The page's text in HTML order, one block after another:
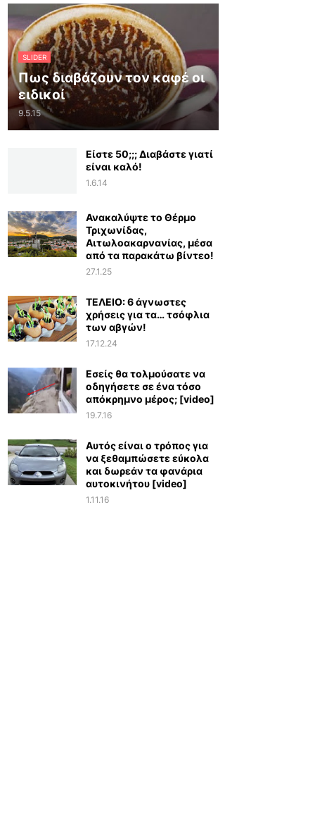
SLIDER
Πως διαβάζουν τον καφέ οι
ειδικοί
9.5.15
Είστε 50;;; Διαβάστε γιατί
είναι καλό!
1.6.14
Ανακαλύψτε το Θέρμο
Τριχωνίδας,
Αιτωλοακαρνανίας, μέσα
από τα παρακάτω βίντεο!
27.1.25
ΤΕΛΕΙΟ: 6 άγνωστες
χρήσεις για τα… τσόφλια
των αβγών!
17.12.24
Εσείς θα τολμούσατε να
οδηγήσετε σε ένα τόσο
απόκρημνο μέρος; [video]
19.7.16
Αυτός είναι ο τρόπος για
να ξεθαμπώσετε εύκολα
και δωρεάν τα φανάρια
αυτοκινήτου [video]
1.11.16